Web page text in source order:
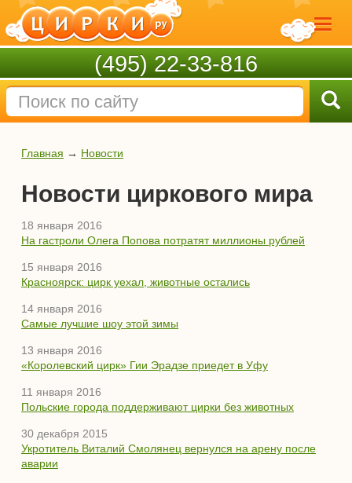
(495) 22-33-816
Главная → Новости
Новости циркового мира
18 января 2016
На гастроли Олега Попова потратят миллионы рублей
15 января 2016
Красноярск: цирк уехал, животные остались
14 января 2016
Самые лучшие шоу этой зимы
13 января 2016
«Королевский цирк» Гии Эрадзе приедет в Уфу
11 января 2016
Польские города поддерживают цирки без животных
30 декабря 2015
Укротитель Виталий Смолянец вернулся на арену после
аварии